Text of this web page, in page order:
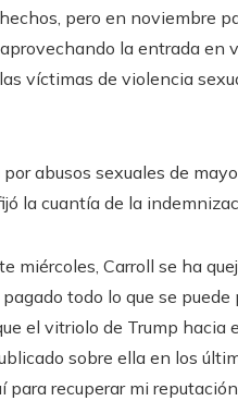
pero en noviembre
la entrada en
víctimas de violencia
abusos sexuales de
la cuantía de la
miércoles, Carroll se ha
todo lo que se
el vitriolo de Trump
sobre ella en los
recuperar mi